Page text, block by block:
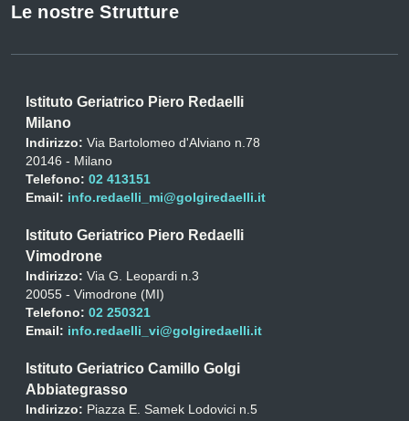
Le nostre Strutture
Istituto Geriatrico Piero Redaelli
Milano
Indirizzo: Via Bartolomeo d'Alviano n.78
20146 - Milano
Telefono: 02 413151
Email: info.redaelli_mi@golgiredaelli.it
Istituto Geriatrico Piero Redaelli
Vimodrone
Indirizzo: Via G. Leopardi n.3
20055 - Vimodrone (MI)
Telefono: 02 250321
Email: info.redaelli_vi@golgiredaelli.it
Istituto Geriatrico Camillo Golgi
Abbiategrasso
Indirizzo: Piazza E. Samek Lodovici n.5